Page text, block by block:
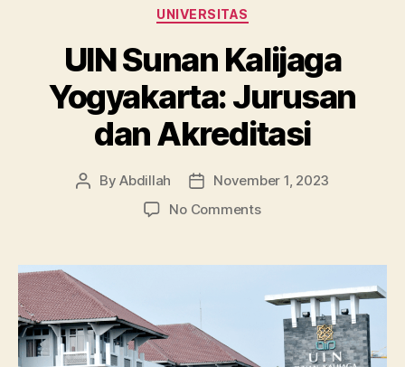
Categories
UNIVERSITAS
UIN Sunan Kalijaga
Yogyakarta: Jurusan
dan Akreditasi
PostByAbdillah
Post
date
November 1, 2023
No Commentson
Kalijaga
Yogyakarta:
Jurusan
dan
Akreditasi